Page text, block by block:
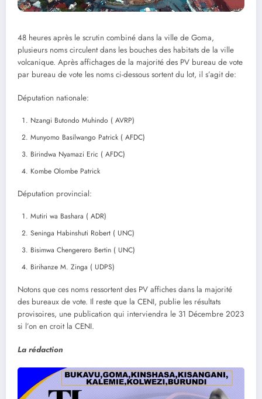
48 heures après le scrutin combiné dans la ville de Goma,
plusieurs noms circulent dans les bouches des habitats de la ville
volcanique. Après affichages de la majorité des PV bureau de vote
par bureau de vote les noms ci-dessous sortent du lot, il s’agit de:
Députation nationale:
Nzangi Butondo Muhindo ( AVRP)
Munyomo Basilwango Patrick ( AFDC)
Birindwa Nyamazi Eric ( AFDC)
Kombe Olombe Patrick
Députation provincial:
Mutiri wa Bashara ( ADR)
Seninga Habinshuti Robert ( UNC)
Bisimwa Chengerero Bertin ( UNC)
Birihanze M. Zinga ( UDPS)
Notons que ces noms ressortent des PV affiches dans la majorité
des bureaux de vote. Il reste que la CENI, publie les résultats
provisoires, une publication qui interviendra le 31 Décembre 2023
si l’on en croit la CENI.
La rédaction